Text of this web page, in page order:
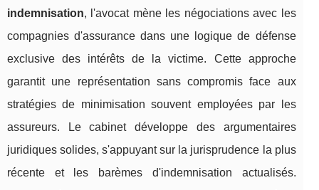
indemnisation, l'avocat mène les négociations avec les
compagnies d'assurance dans une logique de défense
exclusive des intérêts de la victime. Cette approche
garantit une représentation sans compromis face aux
stratégies de minimisation souvent employées par les
assureurs. Le cabinet développe des argumentaires
juridiques solides, s'appuyant sur la jurisprudence la plus
récente et les barèmes d'indemnisation actualisés.